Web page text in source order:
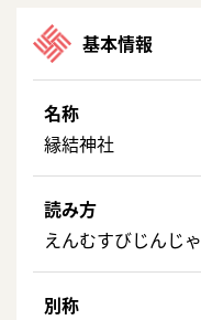
基本情報
名称
縁結神社
読み方
えんむすびじんじゃ
別称